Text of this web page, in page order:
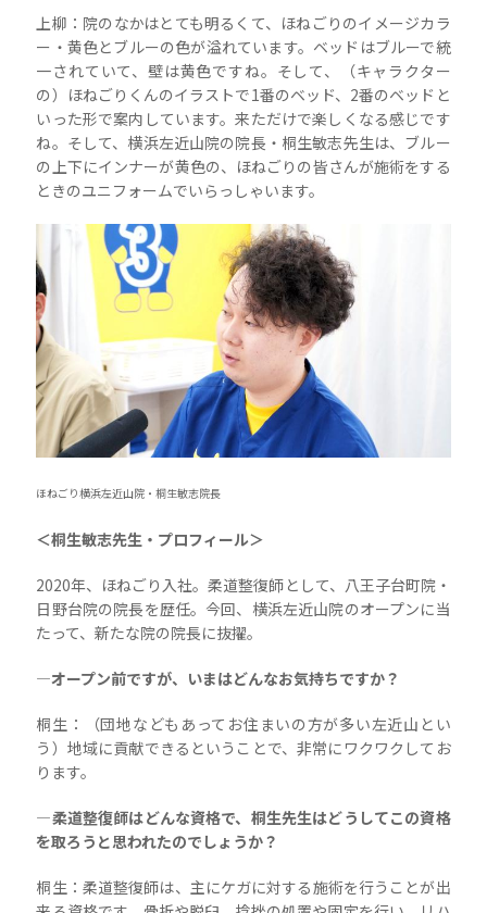
上柳：院のなかはとても明るくて、ほねごりのイメージカラ
ー・黄色とブルーの色が溢れています。ベッドはブルーで統
一されていて、壁は黄色ですね。そして、（キャラクター
の）ほねごりくんのイラストで1番のベッド、2番のベッドと
いった形で案内しています。来ただけで楽しくなる感じです
ね。そして、横浜左近山院の院長・桐生敏志先生は、ブルー
の上下にインナーが黄色の、ほねごりの皆さんが施術をする
ときのユニフォームでいらっしゃいます。
ほねごり横浜左近山院・桐生敏志院長
＜桐生敏志先生・プロフィール＞
2020年、ほねごり入社。柔道整復師として、八王子台町院・
日野台院の院長を歴任。今回、横浜左近山院のオープンに当
たって、新たな院の院長に抜擢。
―オープン前ですが、いまはどんなお気持ちですか？
桐生：（団地などもあってお住まいの方が多い左近山とい
う）地域に貢献できるということで、非常にワクワクしてお
ります。
―柔道整復師はどんな資格で、桐生先生はどうしてこの資格
を取ろうと思われたのでしょうか？
桐生：柔道整復師は、主にケガに対する施術を行うことが出